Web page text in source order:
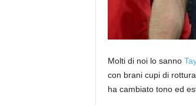
Molti di noi lo sanno
con brani cupi di
ha cambiato tono ed